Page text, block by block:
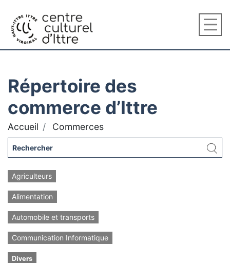
Répertoire des
commerce d’Ittre
Accueil Commerces
Agriculteurs
Alimentation
Automobile et transports
Communication Informatique
Divers